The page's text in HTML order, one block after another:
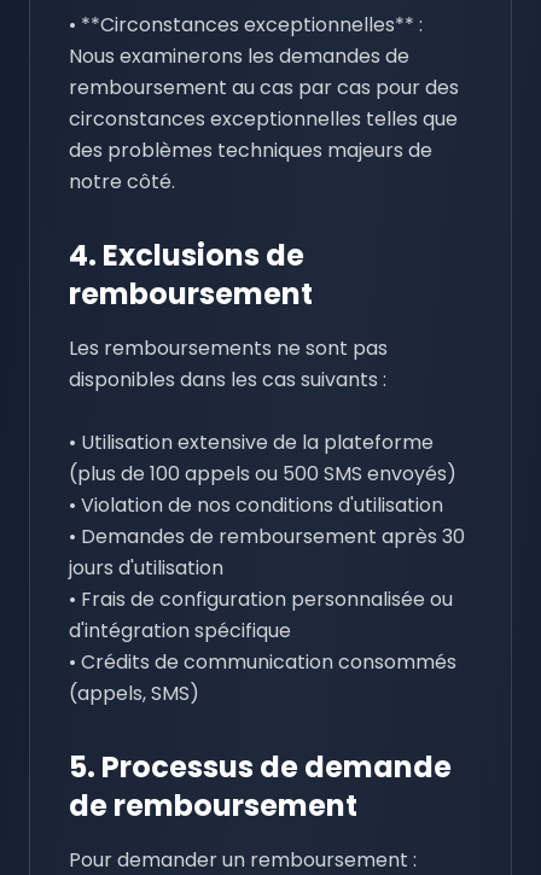
• **Circonstances exceptionnelles** :
Nous examinerons les demandes de
remboursement au cas par cas pour des
circonstances exceptionnelles telles que
des problèmes techniques majeurs de
notre côté.
4. Exclusions de
remboursement
Les remboursements ne sont pas
disponibles dans les cas suivants :
• Utilisation extensive de la plateforme
(plus de 100 appels ou 500 SMS envoyés)
• Violation de nos conditions d'utilisation
• Demandes de remboursement après 30
jours d'utilisation
• Frais de configuration personnalisée ou
d'intégration spécifique
• Crédits de communication consommés
(appels, SMS)
5. Processus de demande
de remboursement
Pour demander un remboursement :